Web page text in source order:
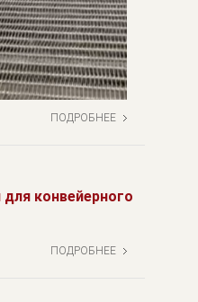
ПОДРОБНЕЕ
конвейерного
ПОДРОБНЕЕ